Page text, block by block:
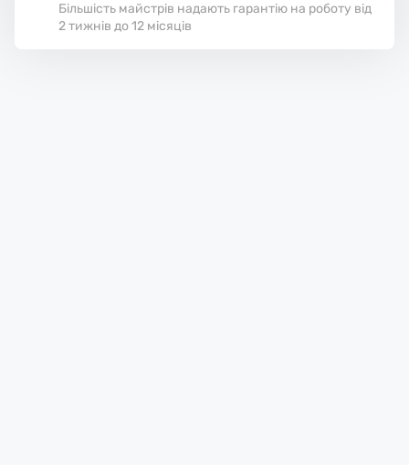
Більшість майстрів надають гарантію на роботу від
2 тижнів до 12 місяців